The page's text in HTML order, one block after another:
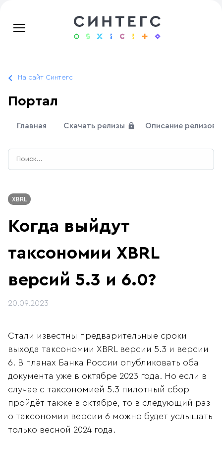
На сайт Синтегс
Портал
Главная Скачать релизы Описание релизов
XBRL
Когда выйдут
таксономии XBRL
версий 5.3 и 6.0?
20.09.2023
Стали известны предварительные сроки
выхода таксономии XBRL версии 5.3 и версии
6. В планах Банка России опубликовать оба
документа уже в октябре 2023 года. Но если в
случае с таксономией 5.3 пилотный сбор
пройдёт также в октябре, то в следующий раз
о таксономии версии 6 можно будет услышать
только весной 2024 года.